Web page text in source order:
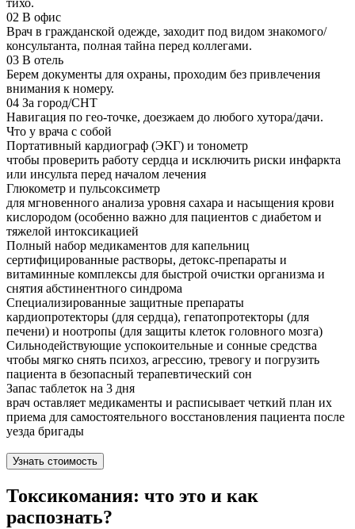
тихо.
02 В офис
Врач в гражданской одежде, заходит под видом знакомого/
консультанта, полная тайна перед коллегами.
03 В отель
Берем документы для охраны, проходим без привлечения
внимания к номеру.
04 За город/СНТ
Навигация по гео-точке, доезжаем до любого хутора/дачи.
Что у врача с собой
Портативный кардиограф (ЭКГ) и тонометр
чтобы проверить работу сердца и исключить риски инфаркта
или инсульта перед началом лечения
Глюкометр и пульсоксиметр
для мгновенного анализа уровня сахара и насыщения крови
кислородом (особенно важно для пациентов с диабетом и
тяжелой интоксикацией
Полный набор медикаментов для капельниц
сертифицированные растворы, детокс-препараты и
витаминные комплексы для быстрой очистки организма и
снятия абстинентного синдрома
Специализированные защитные препараты
кардиопротекторы (для сердца), гепатопротекторы (для
печени) и ноотропы (для защиты клеток головного мозга)
Сильнодействующие успокоительные и сонные средства
чтобы мягко снять психоз, агрессию, тревогу и погрузить
пациента в безопасный терапевтический сон
Запас таблеток на 3 дня
врач оставляет медикаменты и расписывает четкий план их
приема для самостоятельного восстановления пациента после
уезда бригады
Узнать стоимость
Токсикомания: что это и как
распознать?